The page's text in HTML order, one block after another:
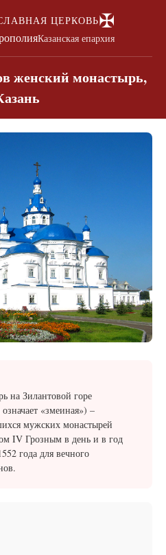
ЦЕРКОВЬ✠
Казанская епархия
женский монастырь,
на Зилантовой горе
«змеиная») –
мужских монастырей
IV Грозным в день и в год
года для вечного